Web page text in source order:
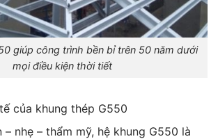
giúp công trình bền bỉ trên 50 năm dưới
mọi điều kiện thời tiết
của khung thép G550
nhẹ – thẩm mỹ, hệ khung G550 là